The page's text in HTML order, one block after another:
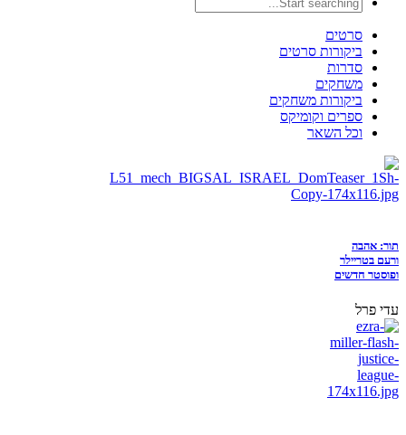
סרטים
ביקורות סרטים
סדרות
משחקים
ביקורות משחקים
ספרים וקומיקס
וכל השאר
תור: אהבה
ורעם בטריילר
ופוסטר חדשים
עדי פרל